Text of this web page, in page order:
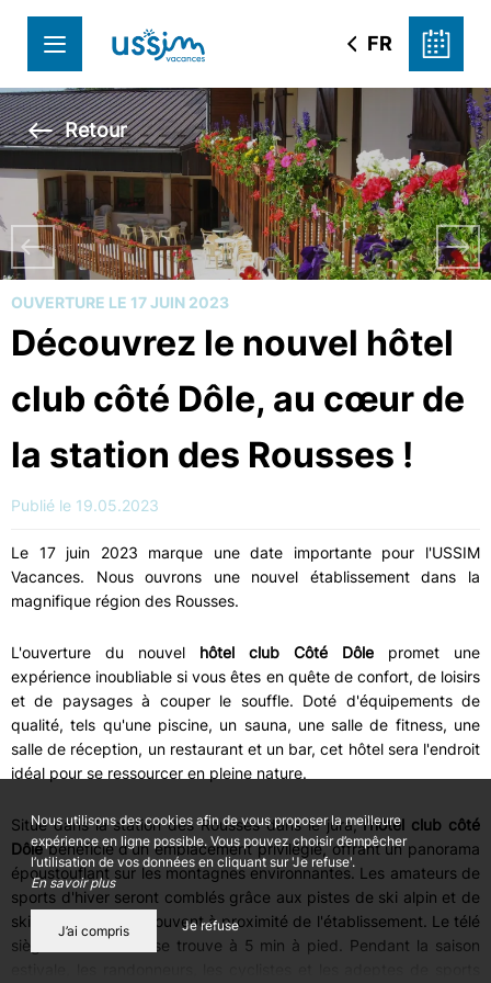
FR
Retour
OUVERTURE LE 17 JUIN 2023
Découvrez le nouvel hôtel
club côté Dôle, au cœur de
la station des Rousses !
Publié le 19.05.2023
Le 17 juin 2023 marque une date importante pour l'USSIM
Vacances. Nous ouvrons une nouvel établissement dans la
magnifique région des Rousses.
L'ouverture du nouvel hôtel club Côté Dôle promet une
expérience inoubliable si vous êtes en quête de confort, de loisirs
et de paysages à couper le souffle. Doté d'équipements de
qualité, tels qu'une piscine, un sauna, une salle de fitness, une
salle de réception, un restaurant et un bar, cet hôtel sera l'endroit
idéal pour se ressourcer en pleine nature.
Situé dans la station des Rousses dans le jura,l'hôtel club côté
Dôlebénéficie d'un emplacement privilégié, offrant un panorama
époustouflant sur les montagnes environnantes. Les amateurs de
sports d'hiver seront comblés grâce aux pistes de ski alpin et de
ski de fond qui se trouvent à proximité de l'établissement. Le télé
siège du balancier se trouve à 5 min à pied. Pendant la saison
Nous utilisons des cookies afin de vous proposer la meilleure
expérience en ligne possible. Vous pouvez choisir d’empêcher
l’utilisation de vos données en cliquant sur 'Je refuse'.
En savoir plus
J’ai compris Je refuse